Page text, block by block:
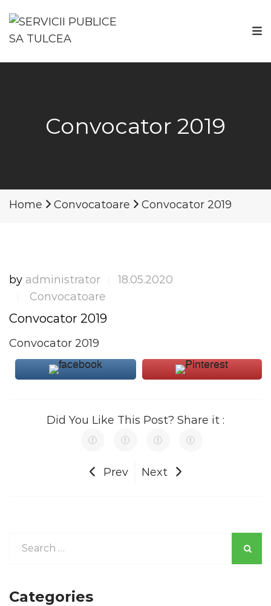
Convocator 2019
Home Convocatoare Convocator 2019
by administrator 18.05.2020
Convocatoare
Convocator 2019
Convocator 2019
Did You Like This Post? Share it :
Prev Next
Categories